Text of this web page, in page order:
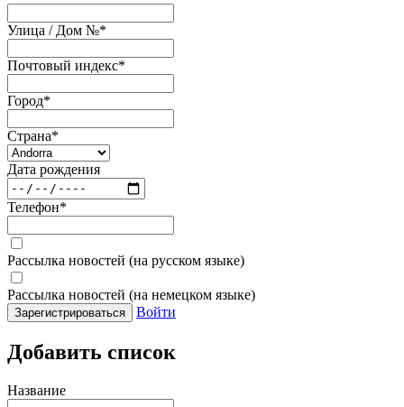
Улица / Дом №*
Почтовый индекс*
Город*
Страна*
Дата рождения
Телефон*
Рассылка новостей (на русском языке)
Рассылка новостей (на немецком языке)
Зарегистрироваться Войти
Добавить список
Название